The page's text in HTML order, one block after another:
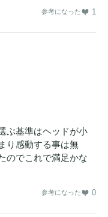
参考になった 1
ぶ基準はヘッドが小
り感動する事は無
のでこれで満足かな
参考になった 0